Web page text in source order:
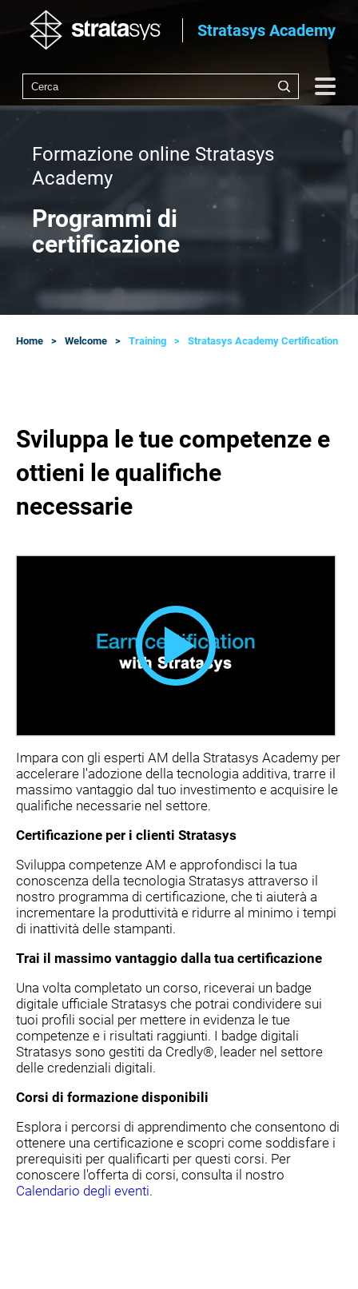
Stratasys Academy
Formazione online Stratasys
Academy
Programmi di
certificazione
Home Welcome Training Stratasys Academy Certification
Sviluppa le tue competenze e
ottieni le qualifiche
necessarie
Impara con gli esperti AM della Stratasys Academy per
accelerare l'adozione della tecnologia additiva, trarre il
massimo vantaggio dal tuo investimento e acquisire le
qualifiche necessarie nel settore.
Certificazione per i clienti Stratasys
Sviluppa competenze AM e approfondisci la tua
conoscenza della tecnologia Stratasys attraverso il
nostro programma di certificazione, che ti aiuterà a
incrementare la produttività e ridurre al minimo i tempi
di inattività delle stampanti.
Trai il massimo vantaggio dalla tua certificazione
Una volta completato un corso, riceverai un badge
digitale ufficiale Stratasys che potrai condividere sui
tuoi profili social per mettere in evidenza le tue
competenze e i risultati raggiunti. I badge digitali
Stratasys sono gestiti da Credly®, leader nel settore
delle credenziali digitali.
Corsi di formazione disponibili
Esplora i percorsi di apprendimento che consentono di
ottenere una certificazione e scopri come soddisfare i
prerequisiti per qualificarti per questi corsi. Per
conoscere l'offerta di corsi, consulta il nostro
Calendario degli eventi.